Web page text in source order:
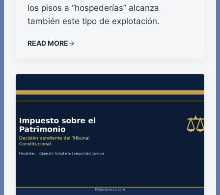
los pisos a “hospederías” alcanza
también este tipo de explotación.
READ MORE